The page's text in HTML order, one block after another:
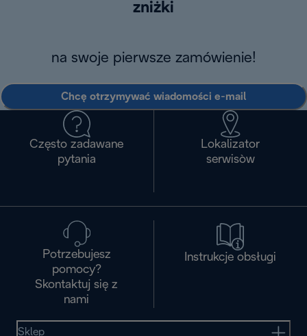
zniżki
na swoje pierwsze zamówienie!
Chcę otrzymywać wiadomości e-mail
Często zadawane
pytania
Lokalizator
serwisòw
Potrzebujesz
pomocy?
Skontaktuj się z
nami
Instrukcje obsługi
Sklep